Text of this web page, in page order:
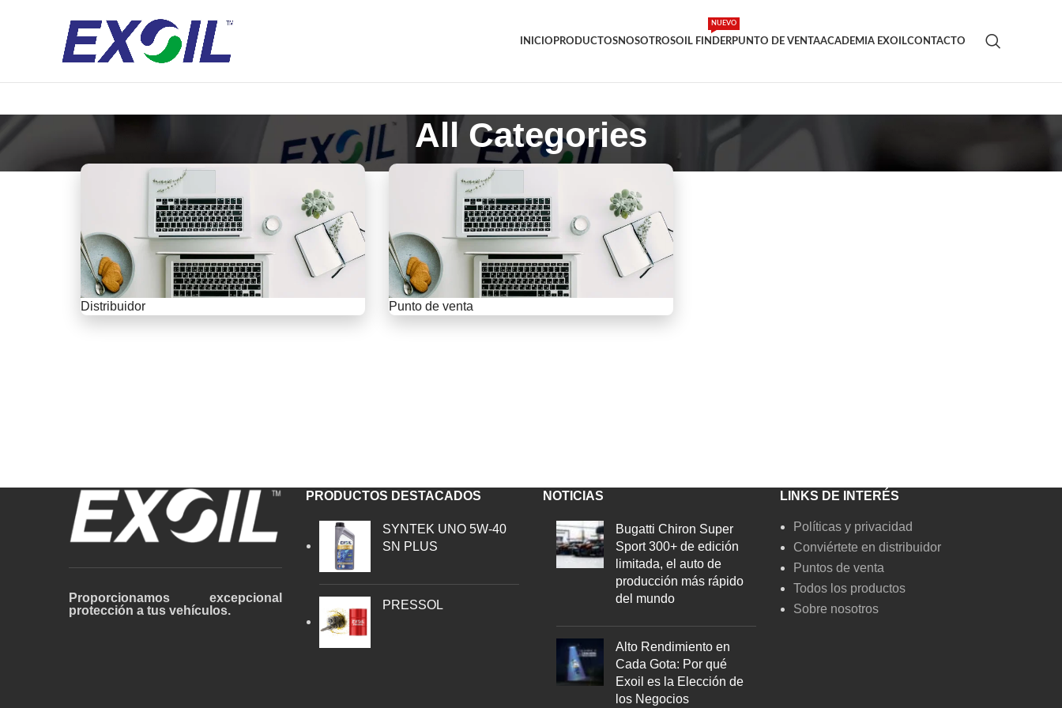
INICIO PRODUCTOSNOSOTROSOIL FINDER
NUEVO
PUNTO DE VENTAACADEMIA EXOILCONTACTO
All Categories
Distribuidor Punto de venta
Proporcionamos excepcional
protección a tus vehículos.
PRODUCTOS DESTACADOS
SYNTEK UNO 5W-40
SN PLUS
PRESSOL
NOTICIAS
Bugatti Chiron Super
Sport 300+ de edición
limitada, el auto de
producción más rápido
del mundo
Alto Rendimiento en
Cada Gota: Por qué
Exoil es la Elección de
los Negocios
LINKS DE INTERÉS
Políticas y privacidad
Conviértete en distribuidor
Puntos de venta
Todos los productos
Sobre nosotros